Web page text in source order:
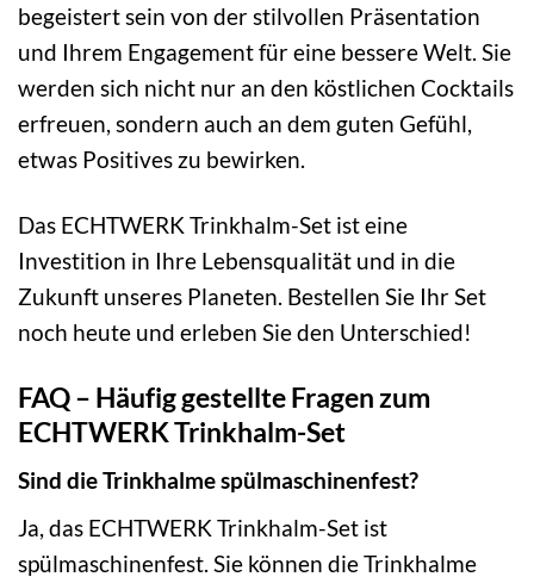
begeistert sein von der stilvollen Präsentation
und Ihrem Engagement für eine bessere Welt. Sie
werden sich nicht nur an den köstlichen Cocktails
erfreuen, sondern auch an dem guten Gefühl,
etwas Positives zu bewirken.
Das ECHTWERK Trinkhalm-Set ist eine
Investition in Ihre Lebensqualität und in die
Zukunft unseres Planeten. Bestellen Sie Ihr Set
noch heute und erleben Sie den Unterschied!
FAQ – Häufig gestellte Fragen zum
ECHTWERK Trinkhalm-Set
Sind die Trinkhalme spülmaschinenfest?
Ja, das ECHTWERK Trinkhalm-Set ist
spülmaschinenfest. Sie können die Trinkhalme